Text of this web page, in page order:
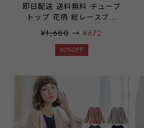
即日配送 送料無料 チューブ
トップ 花柄 総レースブラ
レース カップ付き シンプル
ベアトップ オフショルダー
オフショル ストレッチ ノン
ーティー ドレス パーティ
ブラ フラダンス スポーツ
バストアップ ノンストレス
ブラ インナー キャミ キャ
ミソール レディース 大人
¥1,680→ ¥672
60%OFF